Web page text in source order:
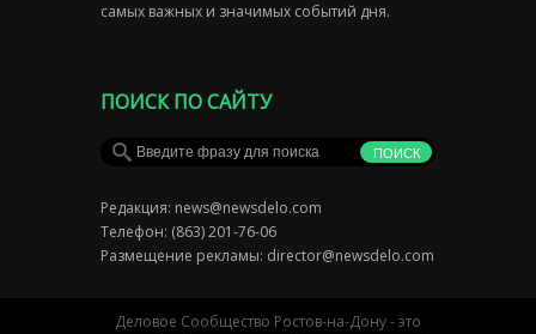
самых важных и значимых событий дня.
ПОИСК ПО САЙТУ
Редакция: news@newsdelo.com
Телефон: (863) 201-76-06
Размещение рекламы: director@newsdelo.com
Деловое Сообщество Ростов-на-Дону - это